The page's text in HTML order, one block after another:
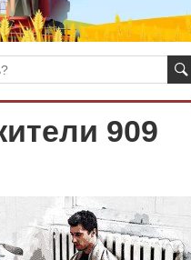
909